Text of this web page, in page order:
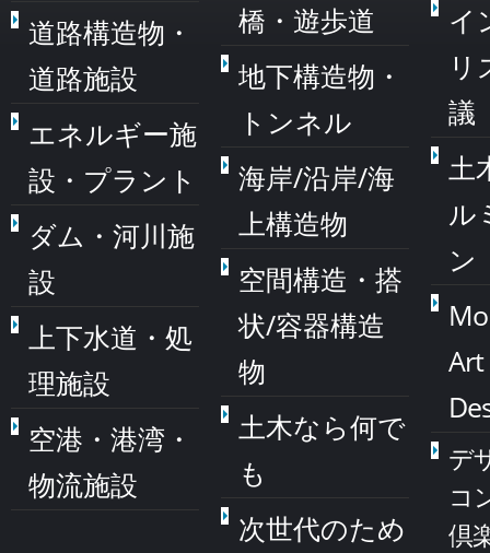
道路構造物・
道路施設
エネルギー施
設・プラント
ダム・河川施
設
上下水道・処
理施設
空港・港湾・
物流施設
橋・遊歩道
地下構造物・
トンネル
海岸/沿岸/海
上構造物
空間構造・搭
状/容器構造
物
土木なら何で
も
次世代のため
イ
リ
議
土
ル
ン
デ
コ
倶